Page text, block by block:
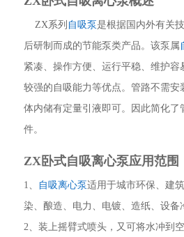
ZX系列 自吸泵是根据国内外有关
后研制而成的节能泵类产品。该泵属
紧凑、操作方便、运行平稳、维护
较强的自吸能力等优点。管路不需安
体内储有定量引液即可。因此简化了
件。
ZX卧式自吸离心泵应用范围
1、 自吸离心泵适用于城市环保、建
染、酿造、电力、电镀、造纸、设备
2、装上摇臂式喷头，又可将水冲到